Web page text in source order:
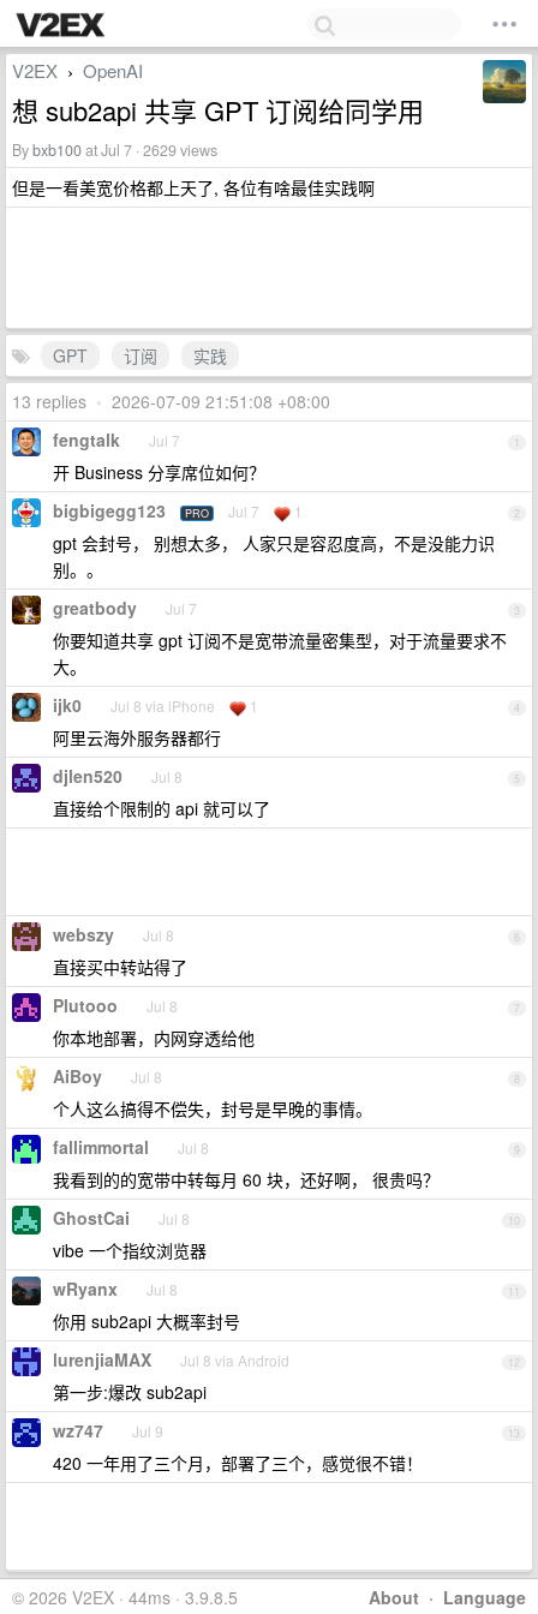
V2EX › OpenAI
想 sub2api 共享 GPT 订阅给同学用
Bybxb100at Jul 7 · 2629 views
但是一看美宽价格都上天了, 各位有啥最佳实践啊
GPT 订阅
实践
13 replies • 2026-07-09 21:51:08 +08:00
1
fengtalk Jul 7
开 Business 分享席位如何？
2
bigbigegg123 PRO Jul 7 1
gpt 会封号， 别想太多， 人家只是容忍度高，不是没能力识
别。。
3
greatbody Jul 7
你要知道共享 gpt 订阅不是宽带流量密集型，对于流量要求不
大。
4
ijk0 Jul 8 via iPhone 1
阿里云海外服务器都行
5
djlen520 Jul 8
直接给个限制的 api 就可以了
6
webszy Jul 8
直接买中转站得了
7
Plutooo Jul 8
你本地部署，内网穿透给他
8
AiBoy Jul 8
个人这么搞得不偿失，封号是早晚的事情。
9
fallimmortal Jul 8
我看到的的宽带中转每月 60 块，还好啊， 很贵吗？
10
GhostCai Jul 8
vibe 一个指纹浏览器
11
wRyanx Jul 8
你用 sub2api 大概率封号
12
lurenjiaMAX Jul 8 via Android
第一步:爆改 sub2api
13
wz747 Jul 9
420 一年用了三个月，部署了三个，感觉很不错！
About · Language
© 2026 V2EX · 44ms · 3.9.8.5